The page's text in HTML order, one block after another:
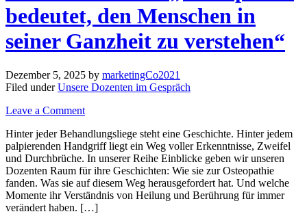
bedeutet, den Menschen in
seiner Ganzheit zu verstehen“
Dezember 5, 2025 by marketingCo2021
Filed underUnsere Dozenten im Gespräch
Leave a Comment
Hinter jeder Behandlungsliege steht eine Geschichte. Hinter jedem
palpierenden Handgriff liegt ein Weg voller Erkenntnisse, Zweifel
und Durchbrüche. In unserer Reihe Einblicke geben wir unseren
Dozenten Raum für ihre Geschichten: Wie sie zur Osteopathie
fanden. Was sie auf diesem Weg herausgefordert hat. Und welche
Momente ihr Verständnis von Heilung und Berührung für immer
verändert haben. […]